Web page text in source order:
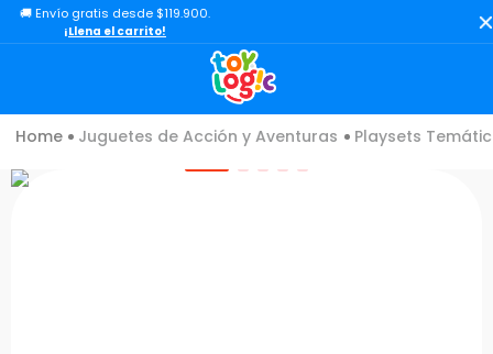
🚚 Envío gratis desde $119.900.
¡Llena el carrito!
Juguetes de Acción y Aventuras Playsets
TÉRMINOS MÁS BUSCADOS
3.
carro
4